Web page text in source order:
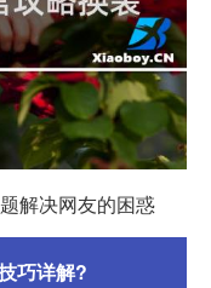
解决网友的困惑
巧详解?